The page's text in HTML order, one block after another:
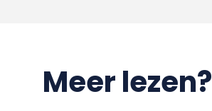
Meer lezen?